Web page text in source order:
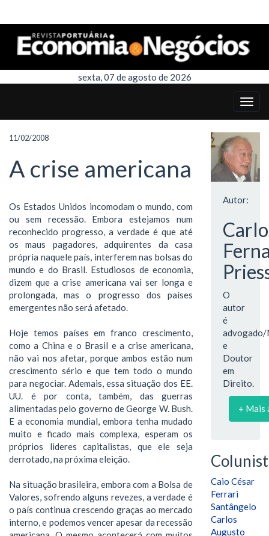
sexta, 07 de agosto de 2026
11/02/2008
A crise americana
Os Estados Unidos incomodam o mundo, com
ou sem recessão. Embora estejamos num
reconhecido progresso, a verdade é que até
os maus pagadores, adquirentes da casa
própria naquele país, interferem nas bolsas do
mundo e do Brasil. Estudiosos de economia,
dizem que a crise americana vai ser longa e
prolongada, mas o progresso dos países
emergentes não será afetado.
Hoje temos países em franco crescimento,
como a China e o Brasil e a crise americana,
não vai nos afetar, porque ambos estão num
crescimento sério e que tem todo o mundo
para negociar. Ademais, essa situação dos EE.
UU. é por conta, também, das guerras
alimentadas pelo governo de George W. Bush.
E a economia mundial, embora tenha mudado
muito e ficado mais complexa, esperam os
próprios lideres capitalistas, que ele seja
derrotado, na próxima eleição.
Na situação brasileira, embora com a Bolsa de
Valores, sofrendo alguns revezes, a verdade é
o país continua crescendo graças ao mercado
interno, e podemos vencer apesar da recessão
Autor:
O
autor
é
e
Doutor
em
Direito.
+ Mais
Caio César
Ferrari
Santângelo
Carlos
Augusto